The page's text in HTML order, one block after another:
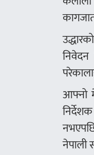
आफ्नो
नेपाली